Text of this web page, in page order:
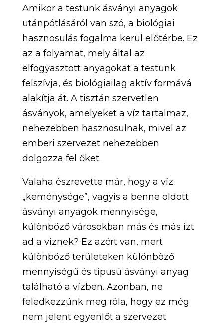
Amikor a testünk ásványi anyagok
utánpótlásáról van szó, a biológiai
hasznosulás fogalma kerül előtérbe. Ez
az a folyamat, mely által az
elfogyasztott anyagokat a testünk
felszívja, és biológiailag aktív formává
alakítja át. A tisztán szervetlen
ásványok, amelyeket a víz tartalmaz,
nehezebben hasznosulnak, mivel az
emberi szervezet nehezebben
dolgozza fel őket.
Valaha észrevette már, hogy a víz
„keménysége”, vagyis a benne oldott
ásványi anyagok mennyisége,
különböző városokban más és más ízt
ad a víznek? Ez azért van, mert
különböző területeken különböző
mennyiségű és típusú ásványi anyag
található a vízben. Azonban, ne
feledkezzünk meg róla, hogy ez még
nem jelent egyenlőt a szervezet